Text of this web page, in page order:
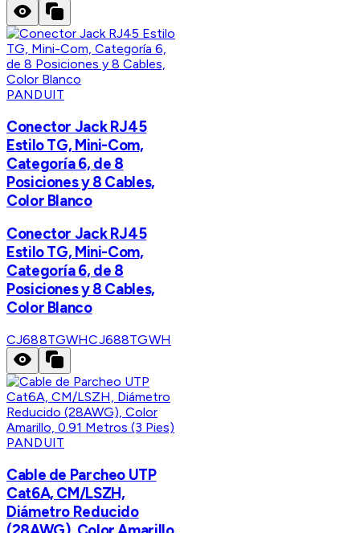
PANDUIT
Conector Jack RJ45
Estilo TG, Mini-Com,
Categoría 6, de 8
Posiciones y 8 Cables,
Color Blanco
Conector Jack RJ45
Estilo TG, Mini-Com,
Categoría 6, de 8
Posiciones y 8 Cables,
Color Blanco
CJ688TGWHCJ688TGWH
PANDUIT
Cable de Parcheo UTP
Cat6A, CM/LSZH,
Diámetro Reducido